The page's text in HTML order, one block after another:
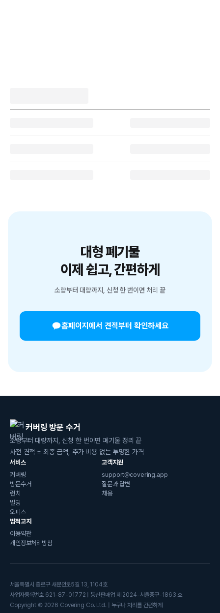
대형 폐기물
이제 쉽고, 간편하게
소량부터 대량까지, 신청 한 번이면 처리 끝
홈페이지에서 견적부터 확인하세요
커버링 방문 수거
소량부터 대량까지, 신청 한 번이면 폐기물 정리 끝
사전 견적 = 최종 금액, 추가 비용 없는 투명한 가격
서비스
커버링
방문수거
런치
빌딩
오피스
고객지원
support@covering.app
질문과 답변
채용
법적고지
이용약관
개인정보처리방침
서울특별시 종로구 새문안로5길 13, 1104호
사업자등록번호 621-87-01772 | 통신판매업 제 2024-서울중구-1863 호
Copyright © 2026 Covering Co. Ltd. | 누구나 처리를 간편하게